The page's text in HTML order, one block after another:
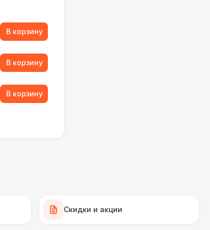
В корзину
В корзину
В корзину
Скидки и акции